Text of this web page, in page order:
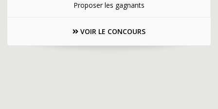
Proposer les gagnants
VOIR LE CONCOURS